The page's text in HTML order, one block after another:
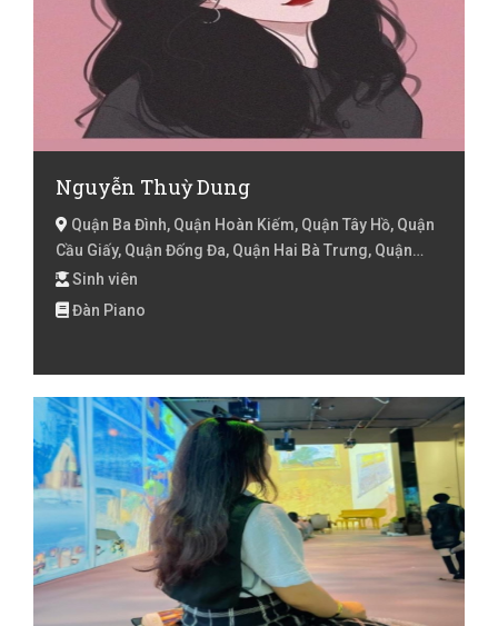
Nguyễn Thuỳ Dung
Quận Ba Đình, Quận Hoàn Kiếm, Quận Tây Hồ, Quận
Cầu Giấy, Quận Đống Đa, Quận Hai Bà Trưng, Quận
Hoàng Mai, Quận Thanh Xuân, Hà Nội
Sinh viên
Đàn Piano